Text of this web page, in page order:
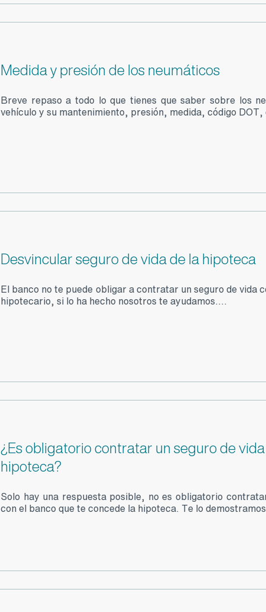
Medida y presión de los neumáticos
Breve repaso a todo lo que tienes que saber sobre los
vehículo y su mantenimiento, presión, medida, código
Desvincular seguro de vida de la hipoteca
El banco no te puede obligar a contratar un seguro de vida
hipotecario, si lo ha hecho nosotros te ayudamos....
¿Es obligatorio contratar un seguro de
hipoteca?
Solo hay una respuesta posible, no es obligatorio
con el banco que te concede la hipoteca. Te lo